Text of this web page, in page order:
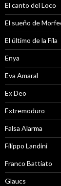
El canto del Loco
El sueño de
El último de la Fila
Enya
Eva Amaral
Ex Deo
Extremoduro
Falsa Alarma
Filippo Landini
Franco Battiato
Glaucs